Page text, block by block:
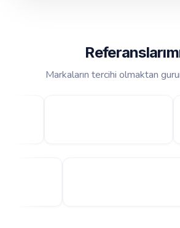
Markaların tercihi olmaktan